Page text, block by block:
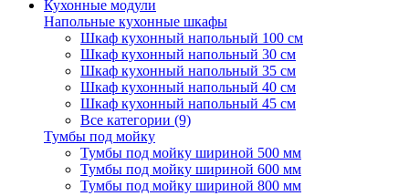
Кухонные модули
Напольные кухонные шкафы
Шкаф кухонный напольный 100 см
Шкаф кухонный напольный 30 см
Шкаф кухонный напольный 35 см
Шкаф кухонный напольный 40 см
Шкаф кухонный напольный 45 см
Все категории (9)
Тумбы под мойку
Тумбы под мойку шириной 500 мм
Тумбы под мойку шириной 600 мм
Тумбы под мойку шириной 800 мм